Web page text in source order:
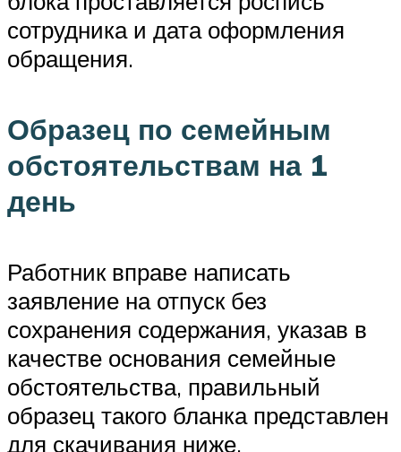
сотрудника и дата оформления
обращения.
Образец по семейным
обстоятельствам на 1
день
Работник вправе написать
заявление на отпуск без
сохранения содержания, указав в
качестве основания семейные
обстоятельства, правильный
образец такого бланка представлен
для скачивания ниже.